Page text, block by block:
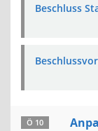
Beschluss
Ö 10